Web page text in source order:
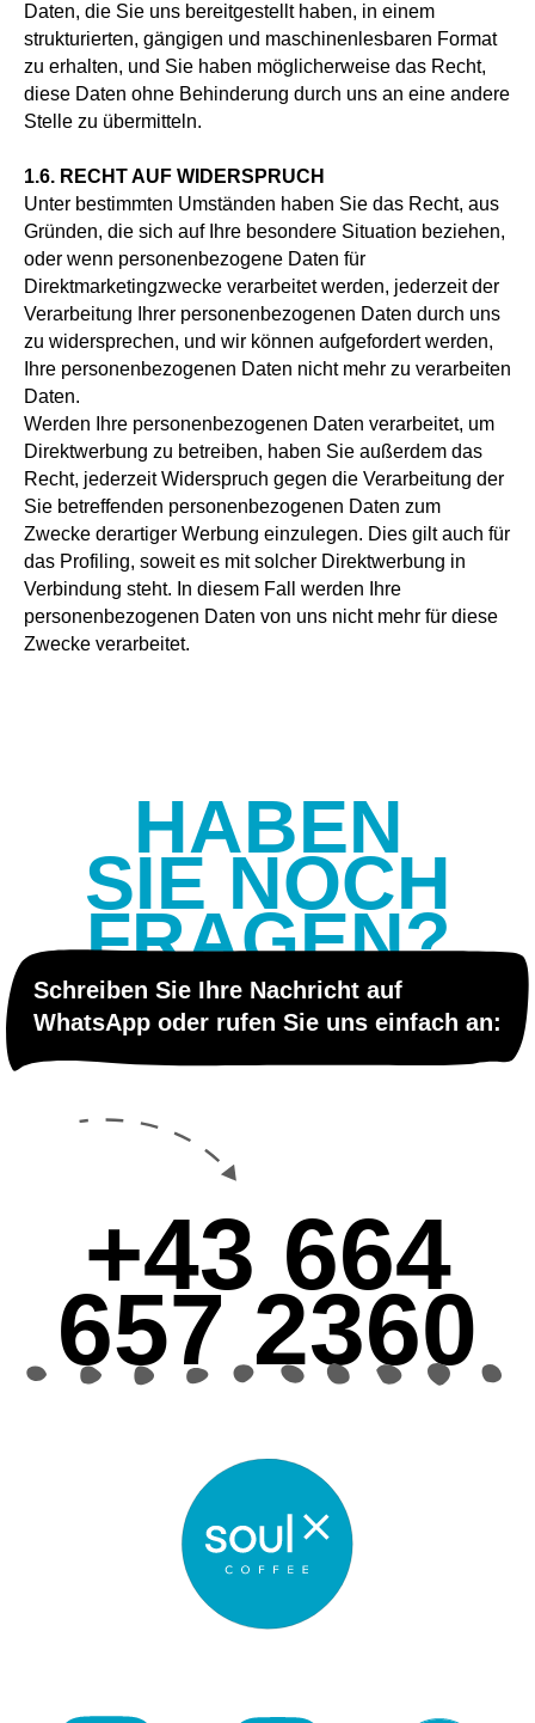
Daten, die Sie uns bereitgestellt haben, in einem
strukturierten, gängigen und maschinenlesbaren Format
zu erhalten, und Sie haben möglicherweise das Recht,
diese Daten ohne Behinderung durch uns an eine andere
Stelle zu übermitteln.
1.6. RECHT AUF WIDERSPRUCH
Unter bestimmten Umständen haben Sie das Recht, aus
Gründen, die sich auf Ihre besondere Situation beziehen,
oder wenn personenbezogene Daten für
Direktmarketingzwecke verarbeitet werden, jederzeit der
Verarbeitung Ihrer personenbezogenen Daten durch uns
zu widersprechen, und wir können aufgefordert werden,
Ihre personenbezogenen Daten nicht mehr zu verarbeiten
Daten.
Werden Ihre personenbezogenen Daten verarbeitet, um
Direktwerbung zu betreiben, haben Sie außerdem das
Recht, jederzeit Widerspruch gegen die Verarbeitung der
Sie betreffenden personenbezogenen Daten zum
Zwecke derartiger Werbung einzulegen. Dies gilt auch für
das Profiling, soweit es mit solcher Direktwerbung in
Verbindung steht. In diesem Fall werden Ihre
personenbezogenen Daten von uns nicht mehr für diese
Zwecke verarbeitet.